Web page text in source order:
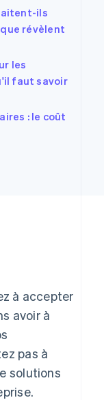
ils
révèlent
les
faut savoir
: le coût
à accepter
avoir à
pas à
solutions